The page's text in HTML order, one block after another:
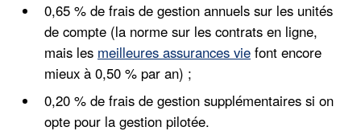
0,65 % de frais de gestion annuels sur les unités
de compte (la norme sur les contrats en ligne,
mais les meilleures assurances vie font encore
mieux à 0,50 % par an) ;
0,20 % de frais de gestion supplémentaires si on
opte pour la gestion pilotée.